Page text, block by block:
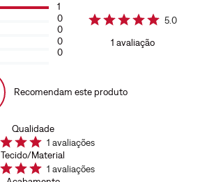
1
0
0
0
0
5.0
1 avaliação
Recomendam este produto
Qualidade
1 avaliações
Tecido/Material
1 avaliações